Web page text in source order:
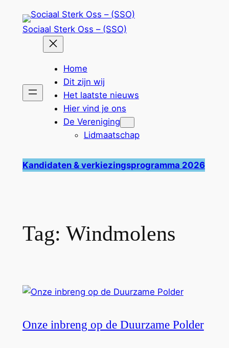
Sociaal Sterk Oss – (SSO)
Home
Dit zijn wij
Het laatste nieuws
Hier vind je ons
De Vereniging
Lidmaatschap
Kandidaten & verkiezingsprogramma 2026
Tag: Windmolens
Onze inbreng op de Duurzame Polder